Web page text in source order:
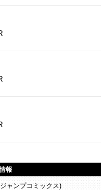
報
ャンプコミックス)